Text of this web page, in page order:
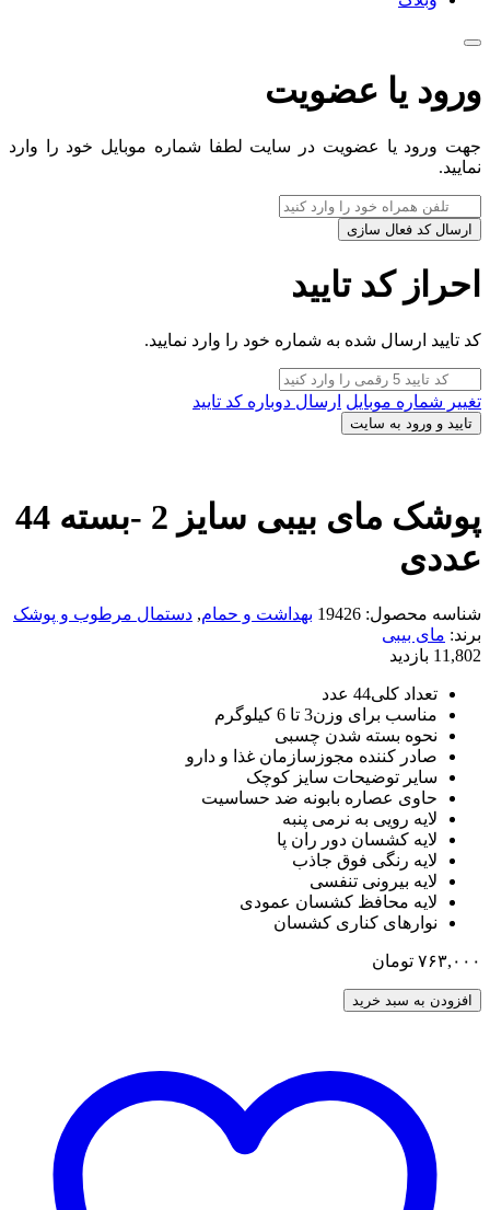
ورود یا عضویت
جهت ورود یا عضویت در سایت لطفا شماره موبایل خود را وارد
نمایید.
ارسال کد فعال سازی
احراز کد تایید
کد تایید ارسال شده به شماره خود را وارد نمایید.
تغییر شماره موبایل ارسال دوباره کد تایید
تایید و ورود به سایت
پوشک مای بیبی سایز 2 -بسته 44
عددی
شناسه محصول: 19426 بهداشت و حمام, دستمال مرطوب و پوشک
برند: مای بیبی
11,802 بازدید
تعداد کلی44 عدد
مناسب برای وزن3 تا 6 کیلوگرم
نحوه بسته شدن چسبی
صادر کننده مجوزسازمان غذا و دارو
سایر توضیحات سایز کوچک
حاوی عصاره بابونه ضد حساسیت
لایه رویی به نرمی پنبه
لایه کشسان دور ران پا
لایه رنگی فوق جاذب
لایه بیرونی تنفسی
لایه محافظ کشسان عمودی
نوارهای کناری کشسان
۷۶۳,۰۰۰ تومان
افزودن به سبد خرید